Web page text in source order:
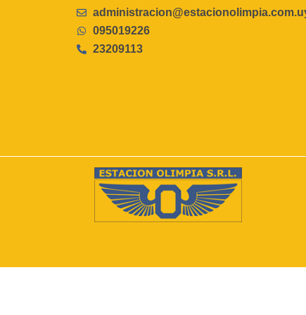
095019226
23209113